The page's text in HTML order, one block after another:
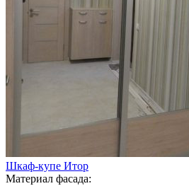
Шкаф-купе Итор
Материал фасада: